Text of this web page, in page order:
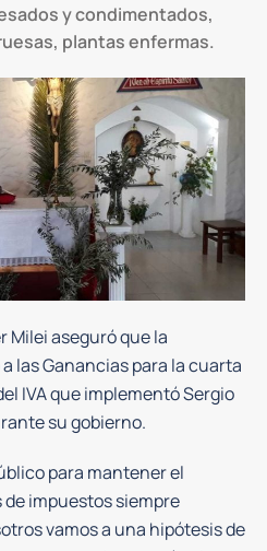
y condimentados,
plantas enfermas.
Milei aseguró que la
las Ganancias para la cuarta
IVA que implementó Sergio
su gobierno.
para mantener el
impuestos siempre
vamos a una hipótesis de